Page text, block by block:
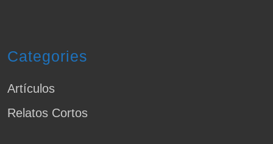
Categories
Artículos
Relatos Cortos